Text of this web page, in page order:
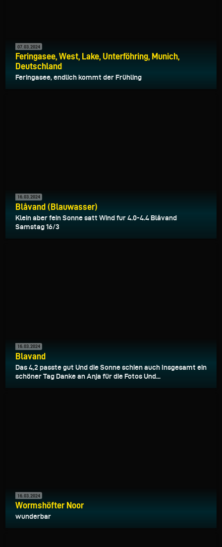
07.03.2024
Feringasee, West, Lake, Unterföhring, Munich,
Deutschland
Feringasee, endlich kommt der Frühling
16.03.2024
Blåvand (Blauwasser)
Klein aber fein Sonne satt Wind fur 4.0-4.4 Blåvand
Samstag 16/3
16.03.2024
Blavand
Das 4,2 passte gut Und die Sonne schien auch Insgesamt ein
schöner Tag Danke an Anja für die Fotos Und...
16.03.2024
Wormshöfter Noor
wunderbar